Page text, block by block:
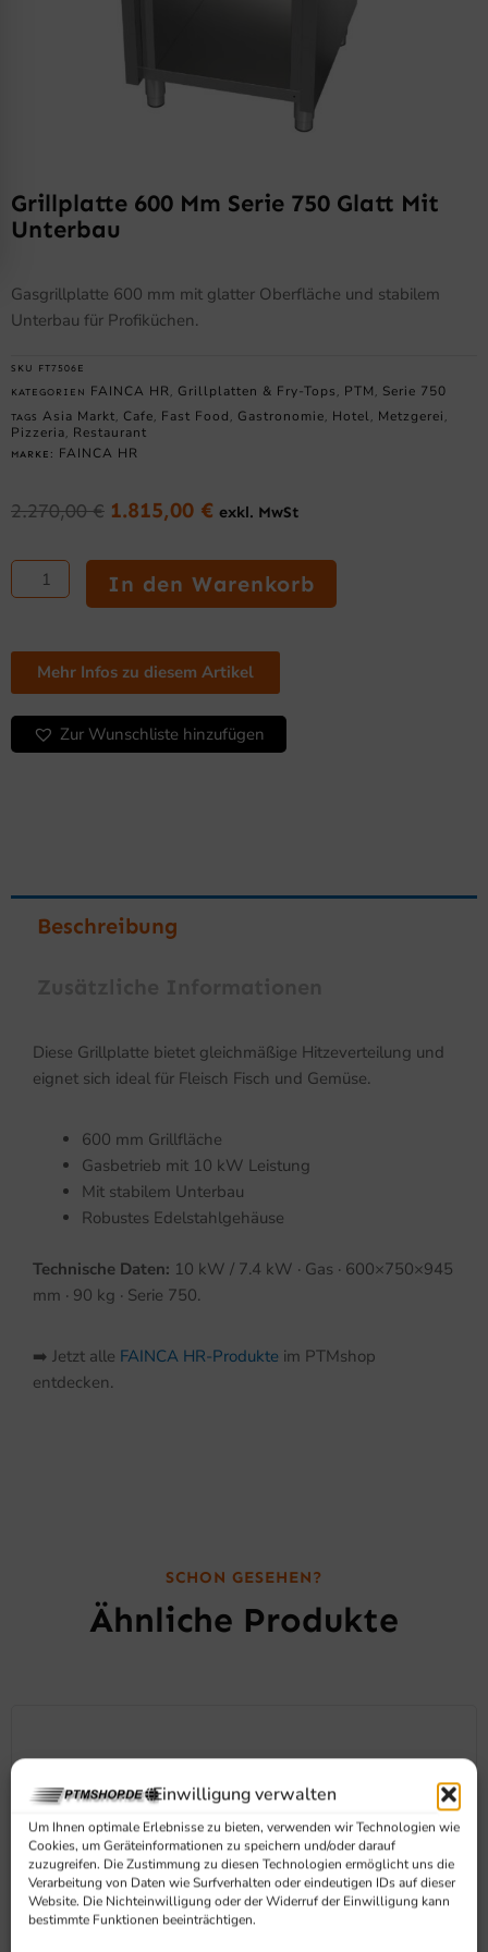
Einwilligung verwalten
Um Ihnen optimale Erlebnisse zu bieten, verwenden wir Technologien wie
Cookies, um Geräteinformationen zu speichern und/oder darauf
zuzugreifen. Die Zustimmung zu diesen Technologien ermöglicht uns die
Verarbeitung von Daten wie Surfverhalten oder eindeutigen IDs auf dieser
Website. Die Nichteinwilligung oder der Widerruf der Einwilligung kann
bestimmte Funktionen beeinträchtigen.
Grillplatte 600 Mm Serie 750 Glatt Mit
Unterbau
Gasgrillplatte 600 mm mit glatter Oberfläche und stabilem
Unterbau für Profiküchen.
SKU FT7506E
KATEGORIEN FAINCA HR Grillplatten & Fry-Tops PTM Serie 750
TAGS Asia Markt Cafe Fast Food Gastronomie Hotel Metzgerei
Pizzeria Restaurant
MARKE: FAINCA HR
2.270,00€ Ursprünglicher
war:
2.270,00 €
1.815,00 € Aktueller
ist:
1.815,00 €.
exkl. MwSt
Grillplatte
mm
750
glatt
mit
Unterbau
Menge
In den Warenkorb
Mehr Infos zu diesem Artikel
Zur Wunschliste hinzufügen
Beschreibung
Diese Grillplatte bietet gleichmäßige Hitzeverteilung und
eignet sich ideal für Fleisch Fisch und Gemüse.
600 mm Grillfläche
Gasbetrieb mit 10 kW Leistung
Mit stabilem Unterbau
Robustes Edelstahlgehäuse
Technische Daten: 10 kW / 7.4 kW · Gas · 600×750×945
mm · 90 kg · Serie 750.
➡️ Jetzt alle FAINCA HR-Produkte im PTMshop
entdecken.
SCHON GESEHEN?
Ähnliche Produkte